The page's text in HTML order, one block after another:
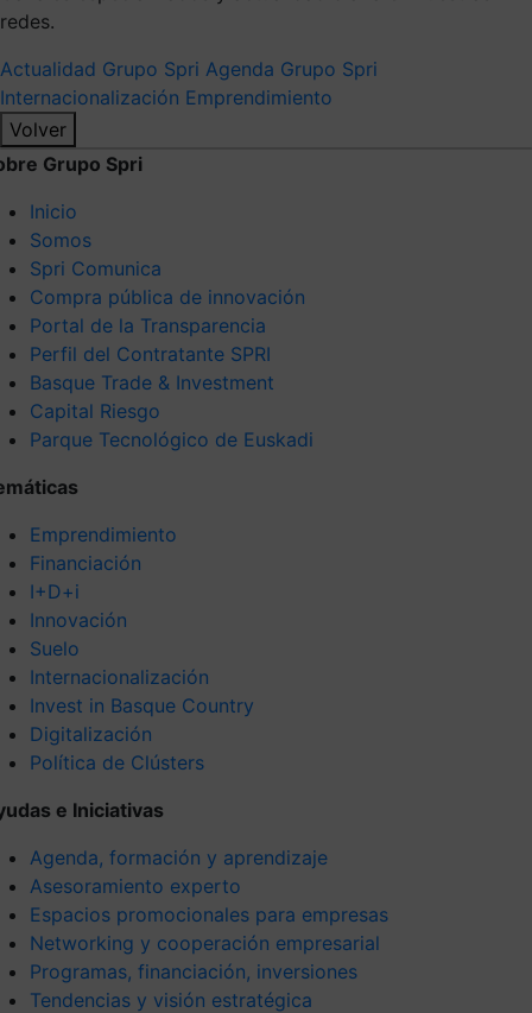
redes.
Actualidad Grupo Spri Agenda Grupo Spri
Internacionalización Emprendimiento
Volver
Grupo Spri
Inicio
Somos
Spri Comunica
Compra pública de innovación
Portal de la Transparencia
Perfil del Contratante SPRI
Basque Trade & Investment
Capital Riesgo
Parque Tecnológico de Euskadi
Emprendimiento
Financiación
I+D+i
Innovación
Suelo
Internacionalización
Invest in Basque Country
Digitalización
Política de Clústers
e Iniciativas
Agenda, formación y aprendizaje
Asesoramiento experto
Espacios promocionales para empresas
Networking y cooperación empresarial
Programas, financiación, inversiones
Tendencias y visión estratégica